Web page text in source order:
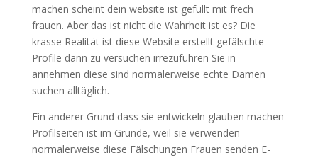
machen scheint dein website ist gefüllt mit frech
frauen. Aber das ist nicht die Wahrheit ist es? Die
krasse Realität ist diese Website erstellt gefälschte
Profile dann zu versuchen irrezuführen Sie in
annehmen diese sind normalerweise echte Damen
suchen alltäglich.
Ein anderer Grund dass sie entwickeln glauben machen
Profilseiten ist im Grunde, weil sie verwenden
normalerweise diese Fälschungen Frauen senden E-